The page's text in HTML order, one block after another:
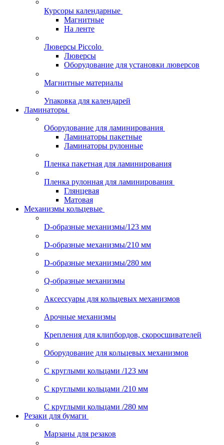
Курсоры календарные
Магнитные
На ленте
Люверсы Piccolo
Люверсы
Оборудование для установки люверсов
Магнитные материалы
Упаковка для календарей
Ламинаторы
Оборудование для ламинирования
Ламинаторы пакетные
Ламинаторы рулонные
Пленка пакетная для ламинирования
Пленка рулонная для ламинирования
Глянцевая
Матовая
Механизмы кольцевые
D-образные механизмы/123 мм
D-образные механизмы/210 мм
D-образные механизмы/280 мм
Q-образные механизмы
Аксессуары для кольцевых механизмов
Арочные механизмы
Крепления для клипбордов, скоросшивателей
Оборудование для кольцевых механизмов
С круглыми кольцами /123 мм
С круглыми кольцами /210 мм
С круглыми кольцами /280 мм
Резаки для бумаги
Марзаны для резаков